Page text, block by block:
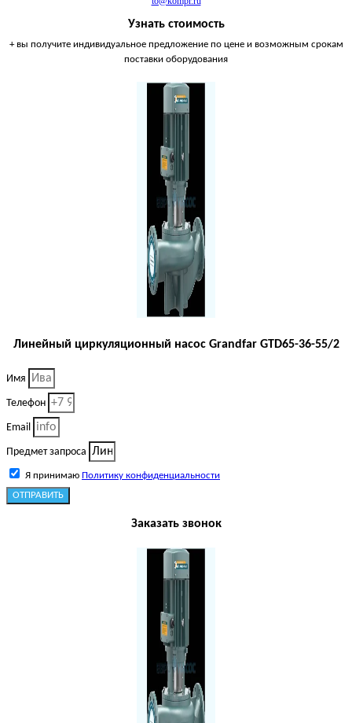
Узнать стоимость
+ вы получите индивидуальное предложение по цене и возможным срокам
поставки оборудования
Линейный циркуляционный насос Grandfar GTD65-36-55/2
Имя
Телефон
Email
Предмет запроса
Я принимаю Политику конфиденциальности
ОТПРАВИТЬ
Заказать звонок